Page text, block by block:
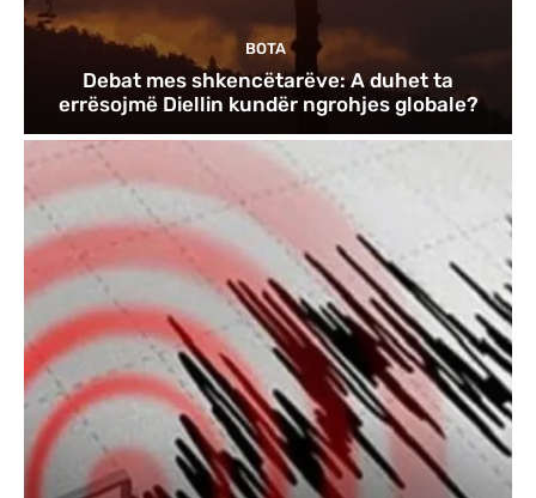
BOTA
Debat mes shkencëtarëve: A duhet ta
errësojmë Diellin kundër ngrohjes globale?